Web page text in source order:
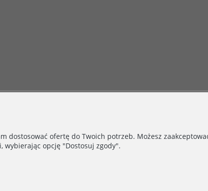
ofertę do Twoich potrzeb. Możesz
opcję "Dostosuj zgody".